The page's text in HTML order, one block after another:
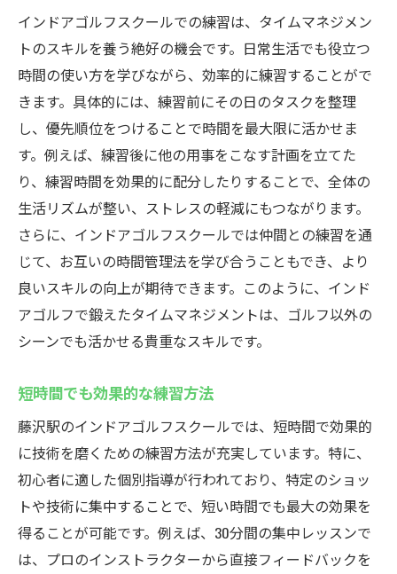
インドアゴルフスクールでの練習は、タイムマネジメン
トのスキルを養う絶好の機会です。日常生活でも役立つ
時間の使い方を学びながら、効率的に練習することがで
きます。具体的には、練習前にその日のタスクを整理
し、優先順位をつけることで時間を最大限に活かせま
す。例えば、練習後に他の用事をこなす計画を立てた
り、練習時間を効果的に配分したりすることで、全体の
生活リズムが整い、ストレスの軽減にもつながります。
さらに、インドアゴルフスクールでは仲間との練習を通
じて、お互いの時間管理法を学び合うこともでき、より
良いスキルの向上が期待できます。このように、インド
アゴルフで鍛えたタイムマネジメントは、ゴルフ以外の
シーンでも活かせる貴重なスキルです。
短時間でも効果的な練習方法
藤沢駅のインドアゴルフスクールでは、短時間で効果的
に技術を磨くための練習方法が充実しています。特に、
初心者に適した個別指導が行われており、特定のショッ
トや技術に集中することで、短い時間でも最大の効果を
得ることが可能です。例えば、30分間の集中レッスンで
は、プロのインストラクターから直接フィードバックを